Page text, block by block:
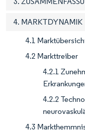
4. MARKTDYNAMIK
4.1
4.2 Markttreiber
4.2.1
4.2.2
4.3